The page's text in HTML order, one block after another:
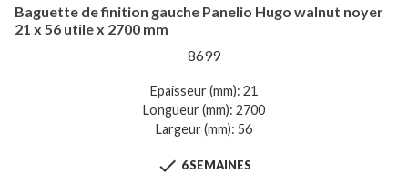
Baguette de finition gauche Panelio Hugo walnut noyer
21 x 56 utile x 2700 mm
8699
Epaisseur (mm): 21
Longueur (mm): 2700
Largeur (mm): 56
 6 SEMAINES